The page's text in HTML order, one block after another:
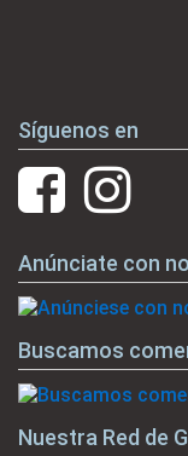
Síguenos en
Anúnciate con
Buscamos
Nuestra Red de